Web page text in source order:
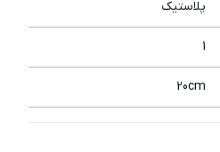
پلاستیک
1
20cm